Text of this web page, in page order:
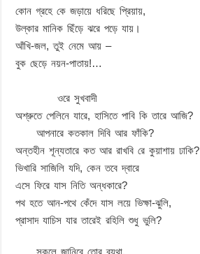
কোন গ্রহে কে জড়ায়ে ধরিছে প্রিয়ায়,
উল্কার মানিক ছিঁড়ে ঝরে পড়ে যায়।
আঁখি-জল, তুই নেমে আয় –
বুক ছেড়ে নয়ন-পাতায়!…
ওরে সুখবাদী
অশ্রুতে পেলিনে যারে, হাসিতে পাবি কি তারে আজি?
আপনারে কতকাল দিবি আর ফাঁকি?
অন্তহীন শূন্যতারে কত আর রাখবি রে কুয়াশায় ঢাকি?
ভিখারি সাজিলি যদি, কেন তবে দ্বারে
এসে ফিরে যাস নিতি অন্ধকারে?
পথ হতে আন-পথে কেঁদে যাস লয়ে ভিক্ষা-ঝুলি,
প্রাসাদ যাচিস যার তারেই রহিলি শুধু ভুলি?
সকলে জানিবে তোর ব্যথা,